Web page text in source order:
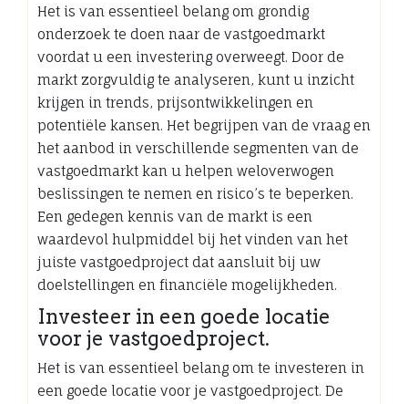
Het is van essentieel belang om grondig
onderzoek te doen naar de vastgoedmarkt
voordat u een investering overweegt. Door de
markt zorgvuldig te analyseren, kunt u inzicht
krijgen in trends, prijsontwikkelingen en
potentiële kansen. Het begrijpen van de vraag en
het aanbod in verschillende segmenten van de
vastgoedmarkt kan u helpen weloverwogen
beslissingen te nemen en risico’s te beperken.
Een gedegen kennis van de markt is een
waardevol hulpmiddel bij het vinden van het
juiste vastgoedproject dat aansluit bij uw
doelstellingen en financiële mogelijkheden.
Investeer in een goede locatie
voor je vastgoedproject.
Het is van essentieel belang om te investeren in
een goede locatie voor je vastgoedproject. De